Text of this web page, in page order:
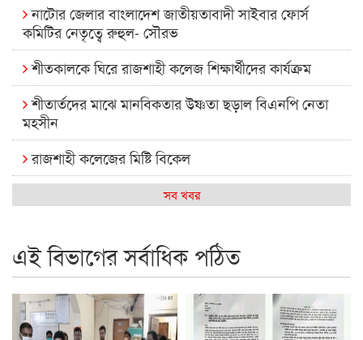
নাটোর জেলার বাংলাদেশ জাতীয়তাবাদী সাইবার ফোর্স
কমিটির নেতৃত্বে রুহুল- সৌরভ
শীতকালকে ঘিরে রাজশাহী কলেজ শিক্ষার্থীদের কার্যক্রম
শীতার্তদের মাঝে মানবিকতার উষ্ণতা ছড়াল বিএনপি নেতা
মহসীন
রাজশাহী কলেজের মিষ্টি বিকেল
কেমন আছে আমাদের দেশের মধ্যবিত্তরা
রাজশাইন একাডেমির ফল প্রকাশ ও পুরস্কার বিতরণ
রাজশাহী কলেজের শিক্ষার্থী শাখাওয়াত পেলেন স্টার এক্সিলেন্স
অ্যাওয়ার্ড
সব খবর
এই বিভাগের সর্বাধিক পঠিত